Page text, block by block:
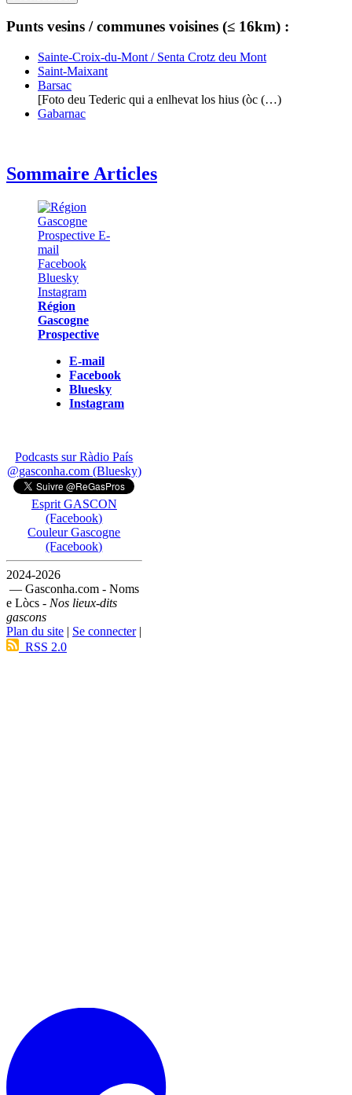
Punts vesins / communes voisines (≤ 16km) :
Sainte-Croix-du-Mont / Senta Crotz deu Mont
Saint-Maixant
Barsac
[Foto deu Tederic qui a enlhevat los hius (òc (…)
Gabarnac
Sommaire Articles
Région
Gascogne
Prospective
E-mail
Facebook
Bluesky
Instagram
Podcasts sur Ràdio País
@gasconha.com (Bluesky)
Esprit GASCON
(Facebook)
Couleur Gascogne
(Facebook)
2024-2026
— Gasconha.com - Noms
e Lòcs - Nos lieux-dits
gascons
Plan du site | Se connecter|
RSS 2.0